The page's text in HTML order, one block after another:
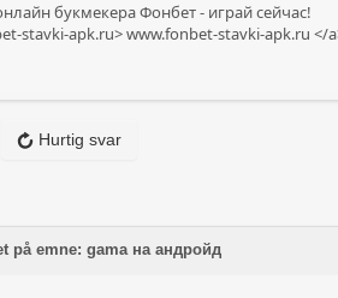
букмекера Фонбет - играй сейчас!
stavki-apk.ru>www.fonbet-stavki-apk.ru </
Hurtig svar
på emne: gama на андройд